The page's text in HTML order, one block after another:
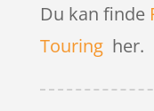
Du kan finde
Touringher.